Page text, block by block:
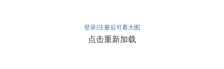
登录/注册后可看大图
点击重新加载